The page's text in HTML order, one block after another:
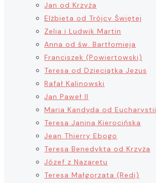
Jan od Krzyża
Elżbieta od Trójcy Świętej
Zelia i Ludwik Martin
Anna od św. Bartłomieja
Franciszek (Powiertowski)
Teresa od Dzieciątka Jezus
Rafał Kalinowski
Jan Paweł II
Maria Kandyda od Eucharystii
Teresa Janina Kierocińska
Jean Thierry Ebogo
Teresa Benedykta od Krzyża
Józef z Nazaretu
Teresa Małgorzata (Redi)